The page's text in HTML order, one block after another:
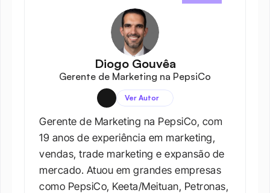
Diogo Gouvêa
Gerente de Marketing na PepsiCo
Ver Autor
Gerente de Marketing na PepsiCo, com
19 anos de experiência em marketing,
vendas, trade marketing e expansão de
mercado. Atuou em grandes empresas
como PepsiCo, Keeta/Meituan, Petronas,